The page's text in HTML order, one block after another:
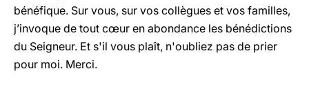
bénéfique. Sur vous, sur vos collègues et vos familles,
j’invoque de tout cœur en abondance les bénédictions
du Seigneur. Et s'il vous plaît, n'oubliez pas de prier
pour moi. Merci.